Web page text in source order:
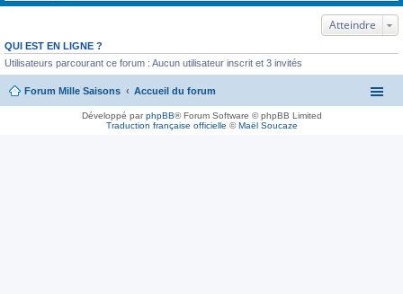
Atteindre
QUI EST EN LIGNE ?
Utilisateurs parcourant ce forum : Aucun utilisateur inscrit et 3 invités
Forum Mille Saisons Accueil du forum
Développé parphpBB® Forum Software © phpBB Limited
Traduction française officielle ©Maël Soucaze